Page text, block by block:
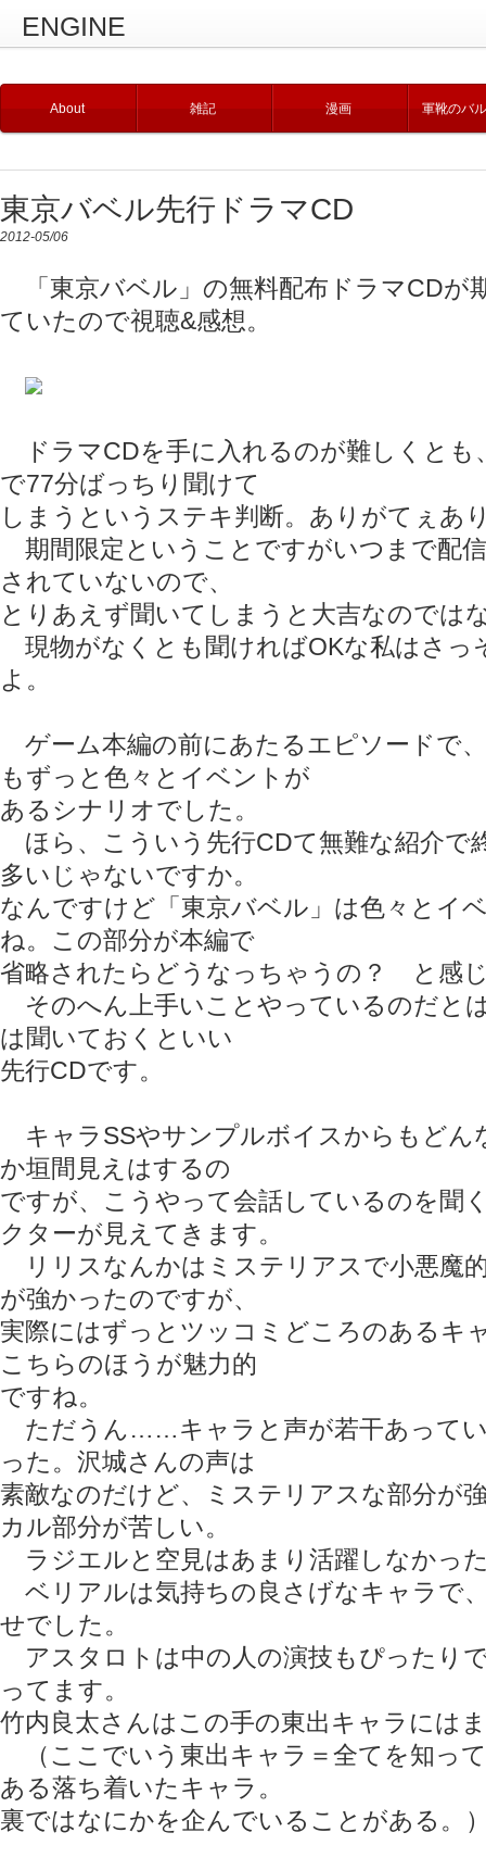
ENGINE
About 雑記 漫画 軍靴のバ
東京バベル先行ドラマCD
2012-05/06
「東京バベル」の無料配布ドラマCDが
ていたので視聴&感想。
ドラマCDを手に入れるのが難しくとも
で77分ばっちり聞けて
しまうというステキ判断。ありがてぇあ
期間限定ということですがいつまで配
されていないので、
とりあえず聞いてしまうと大吉なのでは
現物がなくとも聞ければOKな私はさっ
よ。
ゲーム本編の前にあたるエピソードで
もずっと色々とイベントが
あるシナリオでした。
ほら、こういう先行CDて無難な紹介で
多いじゃないですか。
なんですけど「東京バベル」は色々とイ
ね。この部分が本編で
省略されたらどうなっちゃうの？ と感
そのへん上手いことやっているのだと
は聞いておくといい
先行CDです。
キャラSSやサンプルボイスからもどん
か垣間見えはするの
ですが、こうやって会話しているのを聞
クターが見えてきます。
リリスなんかはミステリアスで小悪魔
が強かったのですが、
実際にはずっとツッコミどころのあるキ
こちらのほうが魅力的
ですね。
ただうん……キャラと声が若干あって
った。沢城さんの声は
素敵なのだけど、ミステリアスな部分が
カル部分が苦しい。
ラジエルと空見はあまり活躍しなかっ
ベリアルは気持ちの良さげなキャラで
せでした。
アスタロトは中の人の演技もぴったり
ってます。
竹内良太さんはこの手の東出キャラには
（ここでいう東出キャラ＝全てを知っ
ある落ち着いたキャラ。
裏ではなにかを企んでいることがある。